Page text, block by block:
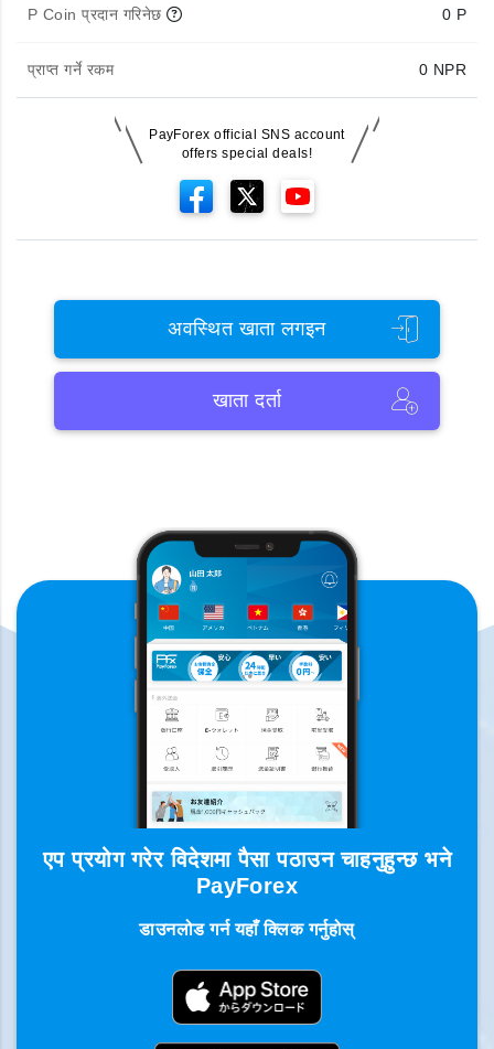
P Coin प्रदान गरिनेछ 0 P
प्राप्त गर्ने रकम 0 NPR
PayForex official SNS account
offers special deals!
अवस्थित खाता लगइन
खाता दर्ता
एप प्रयोग गरेर विदेशमा पैसा पठाउन चाहनुहुन्छ भने
PayForex
डाउनलोड गर्न यहाँ क्लिक गर्नुहोस्